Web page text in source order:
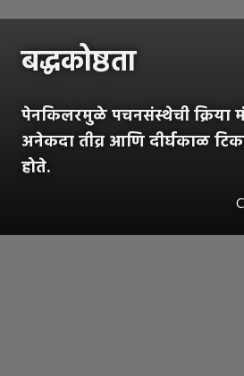
बद्धकोष्ठता
पेनकिलरमुळे पचनसंस्थेची क्रिया
अनेकदा तीव्र आणि दीर्घकाळ
होते.